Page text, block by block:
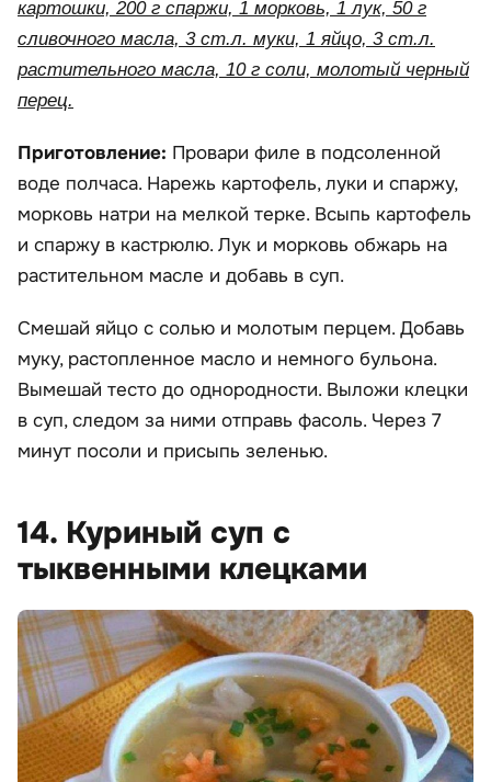
картошки, 200 г спаржи, 1 морковь, 1 лук, 50 г
сливочного масла, 3 ст.л. муки, 1 яйцо, 3 ст.л.
растительного масла, 10 г соли, молотый черный
перец.
Приготовление: Провари филе в подсоленной
воде полчаса. Нарежь картофель, луки и спаржу,
морковь натри на мелкой терке. Всыпь картофель
и спаржу в кастрюлю. Лук и морковь обжарь на
растительном масле и добавь в суп.
Смешай яйцо с солью и молотым перцем. Добавь
муку, растопленное масло и немного бульона.
Вымешай тесто до однородности. Выложи клецки
в суп, следом за ними отправь фасоль. Через 7
минут посоли и присыпь зеленью.
14. Куриный суп с
тыквенными клецками